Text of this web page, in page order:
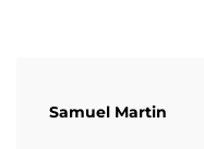
Samuel Martin